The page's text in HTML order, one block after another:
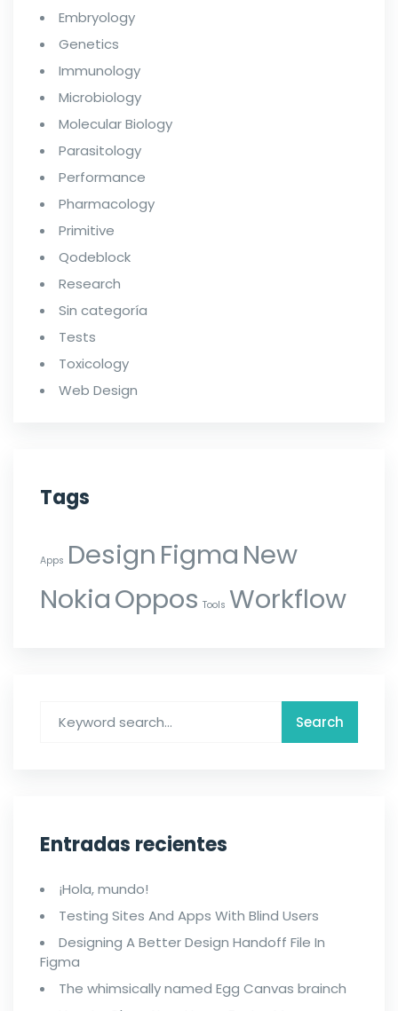
Embryology
Genetics
Immunology
Microbiology
Molecular Biology
Parasitology
Performance
Pharmacology
Primitive
Qodeblock
Research
Sin categoría
Tests
Toxicology
Web Design
Tags
Apps DesignFigmaNew
NokiaOppos Tools Workflow
Entradas recientes
¡Hola, mundo!
Testing Sites And Apps With Blind Users
Designing A Better Design Handoff File In
Figma
The whimsically named Egg Canvas brainch